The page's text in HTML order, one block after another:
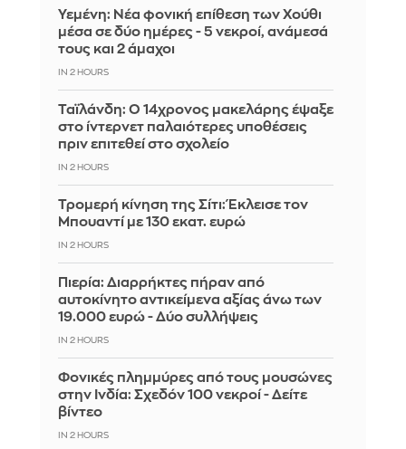
Υεμένη: Νέα φονική επίθεση των Χούθι
μέσα σε δύο ημέρες - 5 νεκροί, ανάμεσά
τους και 2 άμαχοι
IN 2 HOURS
Ταϊλάνδη: Ο 14χρονος μακελάρης έψαξε
στο ίντερνετ παλαιότερες υποθέσεις
πριν επιτεθεί στο σχολείο
IN 2 HOURS
Τρομερή κίνηση της Σίτι: Έκλεισε τον
Μπουαντί με 130 εκατ. ευρώ
IN 2 HOURS
Πιερία: Διαρρήκτες πήραν από
αυτοκίνητο αντικείμενα αξίας άνω των
19.000 ευρώ - Δύο συλλήψεις
IN 2 HOURS
Φονικές πλημμύρες από τους μουσώνες
στην Ινδία: Σχεδόν 100 νεκροί - Δείτε
βίντεο
IN 2 HOURS